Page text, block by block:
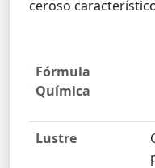
Fórmula
Química
Lustre